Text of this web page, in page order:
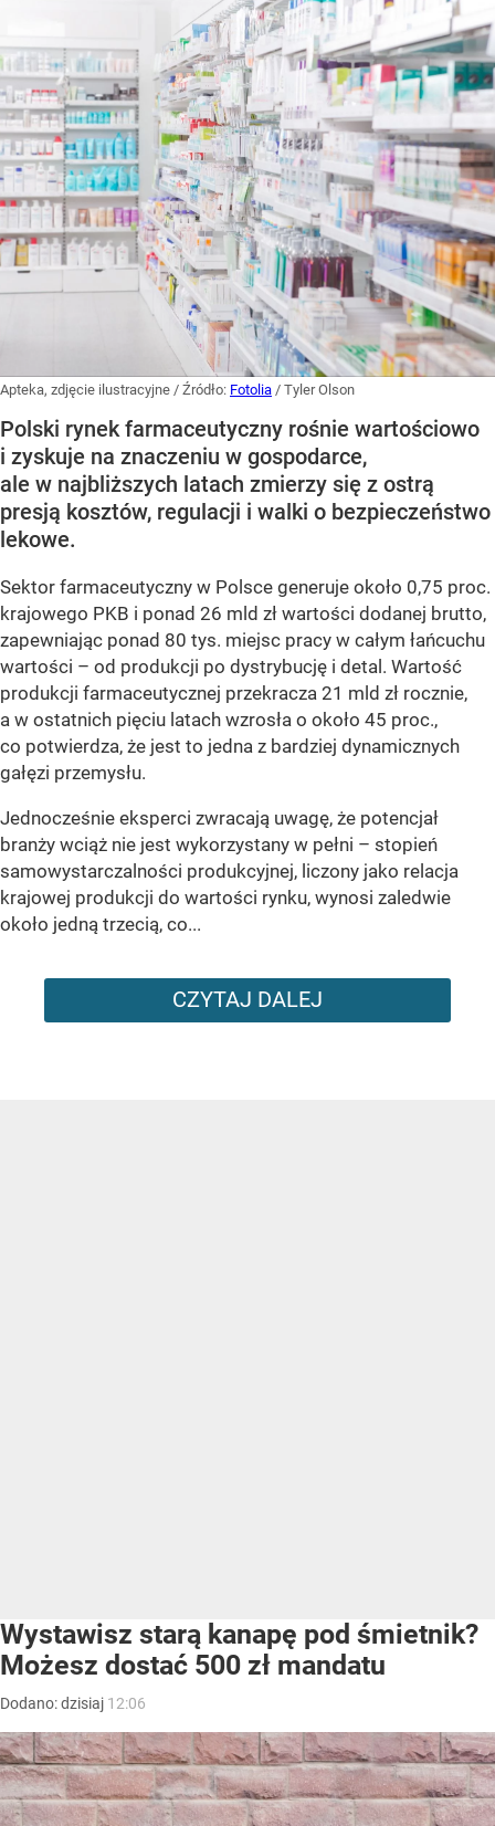
Apteka, zdjęcie ilustracyjne / Źródło: Fotolia / Tyler Olson
Polski rynek farmaceutyczny rośnie wartościowo
i zyskuje na znaczeniu w gospodarce,
ale w najbliższych latach zmierzy się z ostrą
presją kosztów, regulacji i walki o bezpieczeństwo
lekowe.
Sektor farmaceutyczny w Polsce generuje około 0,75 proc.
krajowego PKB i ponad 26 mld zł wartości dodanej brutto,
zapewniając ponad 80 tys. miejsc pracy w całym łańcuchu
wartości – od produkcji po dystrybucję i detal. Wartość
produkcji farmaceutycznej przekracza 21 mld zł rocznie,
a w ostatnich pięciu latach wzrosła o około 45 proc.,
co potwierdza, że jest to jedna z bardziej dynamicznych
gałęzi przemysłu.
Jednocześnie eksperci zwracają uwagę, że potencjał
branży wciąż nie jest wykorzystany w pełni – stopień
samowystarczalności produkcyjnej, liczony jako relacja
krajowej produkcji do wartości rynku, wynosi zaledwie
około jedną trzecią, co...
CZYTAJ DALEJ
Wystawisz starą kanapę pod śmietnik?
Możesz dostać 500 zł mandatu
Dodano:dzisiaj 12:06